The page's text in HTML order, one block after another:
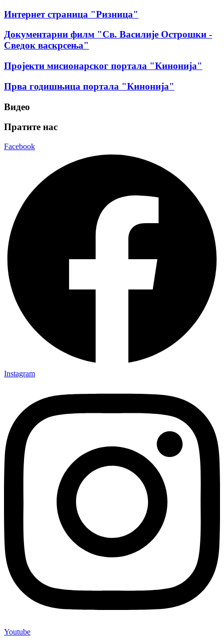
Интернет страница "Ризница"
Документарни филм "Св. Василије Острошки -
Сведок васкрсења"
Пројекти мисионарског портала "Кинонија"
Прва годишњица портала "Кинонија"
Видео
Пратите нас
Facebook
Instagram
Youtube